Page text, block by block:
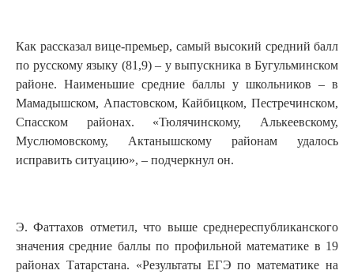
Как рассказал вице-премьер, самый высокий средний балл
по русскому языку (81,9) – у выпускника в Бугульминском
районе. Наименьшие средние баллы у школьников – в
Мамадышском, Апастовском, Кайбицком, Пестречинском,
Спасском районах. «Тюлячинскому, Алькеевскому,
Муслюмовскому, Актанышскому районам удалось
исправить ситуацию», – подчеркнул он.
Э. Фаттахов отметил, что выше среднереспубликанского
значения средние баллы по профильной математике в 19
районах Татарстана. «Результаты ЕГЭ по математике на